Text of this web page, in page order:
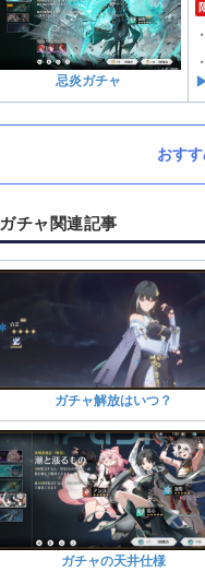
忌炎ガチャ
・
おす
ガチャ関連記事
ガチャ解放はいつ？
ガチャの天井仕様